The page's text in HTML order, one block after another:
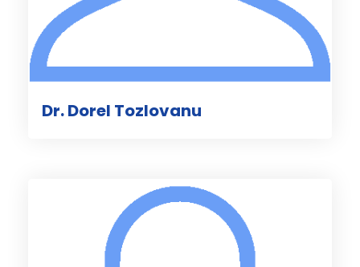
Dr. Dorel Tozlovanu